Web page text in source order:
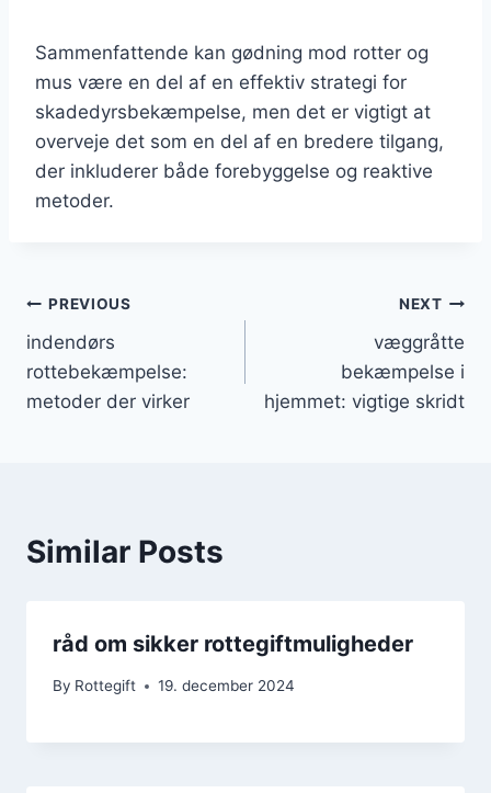
Sammenfattende kan gødning mod rotter og
mus være en del af en effektiv strategi for
skadedyrsbekæmpelse, men det er vigtigt at
overveje det som en del af en bredere tilgang,
der inkluderer både forebyggelse og reaktive
metoder.
Indlægsnavigation
PREVIOUS
indendørs
rottebekæmpelse:
metoder der virker
NEXT
væggråtte
bekæmpelse i
hjemmet: vigtige skridt
Similar Posts
råd om sikker rottegiftmuligheder
By Rottegift 19. december 2024